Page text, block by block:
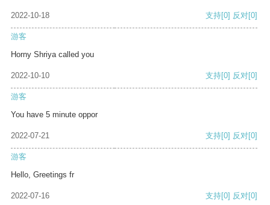
2022-10-18 支持[0] 反对[0]
游客
Horny Shriya called you
2022-10-10 支持[0] 反对[0]
游客
You have 5 minute oppor
2022-07-21 支持[0] 反对[0]
游客
Hello, Greetings fr
2022-07-16 支持[0] 反对[0]